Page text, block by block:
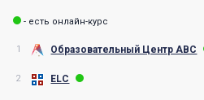
- есть онлайн-курс
1 Образовательный Центр АВС
2 ELC